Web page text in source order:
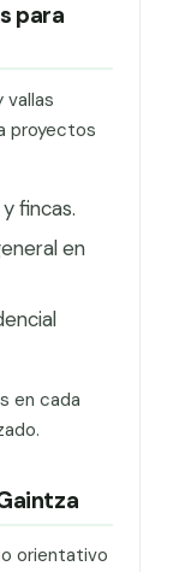
para
vallas
proyectos
fincas.
en
en cada
orientativo